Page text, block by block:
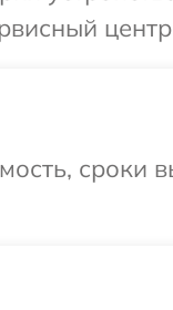
сроки